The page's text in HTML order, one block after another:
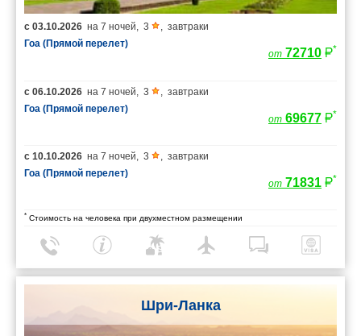
с 03.10.2026 на 7 ночей, 3 , завтраки
Гоа (Прямой перелет)
от 72710 *
с 06.10.2026 на 7 ночей, 3 , завтраки
Гоа (Прямой перелет)
от 69677 *
с 10.10.2026 на 7 ночей, 3 , завтраки
Гоа (Прямой перелет)
от 71831 *
* Стоимость на человека при двухместном размещении
Шри-Ланка